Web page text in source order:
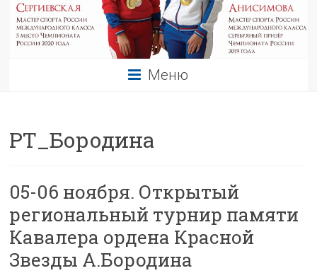
Меню
РТ_Бородина
05-06 ноября. Открытый
региональный турнир памяти
Кавалера ордена Красной
Звезды А.Бородина